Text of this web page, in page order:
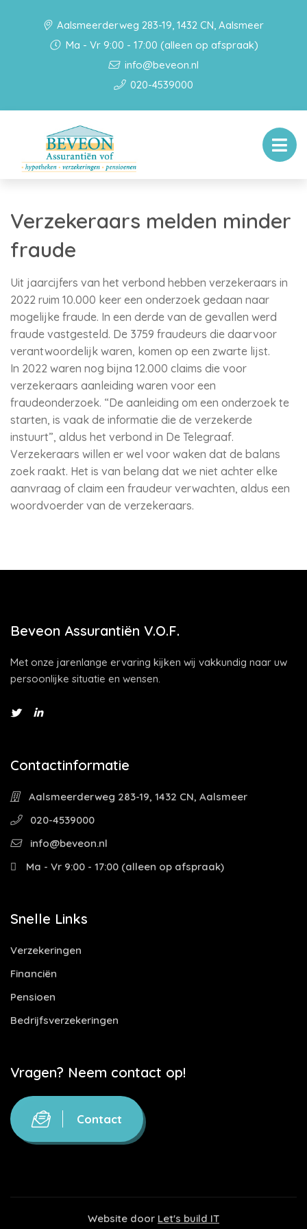
Aalsmeerderweg 283-19, 1432 CN, Aalsmeer
Ma - Vr 9:00 - 17:00 (alleen op afspraak)
info@beveon.nl
020-4539000
Verzekeraars melden minder
fraude
Uit jaarcijfers van het verbond hebben verzekeraars in
2022 ruim 10.000 keer een onderzoek gedaan naar
mogelijke fraude. In een derde van de gevallen werd
fraude vastgesteld. De 3759 fraudeurs die daarvoor
verantwoordelijk waren, komen op een zwarte lijst.
In 2022 waren nog bijna 12.000 claims die voor
verzekeraars aanleiding waren voor een
fraudeonderzoek. “De aanleiding om een onderzoek te
starten, is vaak de informatie die de verzekerde
instuurt”, aldus het verbond in De Telegraaf.
Verzekeraars willen er wel voor waken dat de balans
zoek raakt. Het is van belang dat we niet achter elke
aanvraag of claim een fraudeur verwachten, aldus een
woordvoerder van de verzekeraars.
Beveon Assurantiën V.O.F.
Met onze jarenlange ervaring kijken wij vakkundig naar uw
persoonlijke situatie en wensen.
Contactinformatie
Aalsmeerderweg 283-19, 1432 CN, Aalsmeer
020-4539000
info@beveon.nl
Ma - Vr 9:00 - 17:00 (alleen op afspraak)
Snelle Links
Verzekeringen
Financiën
Pensioen
Bedrijfsverzekeringen
Vragen? Neem contact op!
Contact
Website door Let's build IT